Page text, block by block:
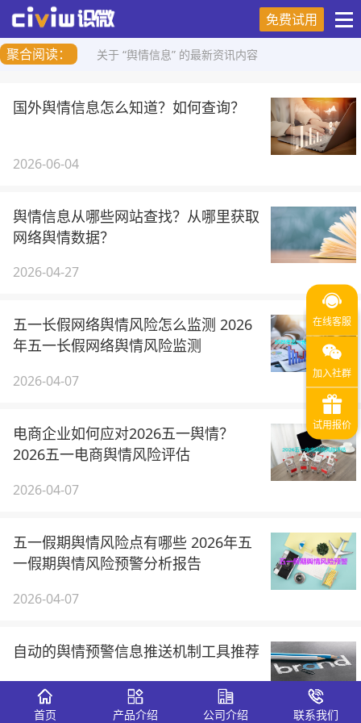
免费试用
聚合阅读：
关于 “舆情信息” 的最新资讯内容
国外舆情信息怎么知道？如何查询？
2026-06-04
舆情信息从哪些网站查找？从哪里获取
网络舆情数据？
2026-04-27
五一长假网络舆情风险怎么监测 2026
年五一长假网络舆情风险监测
2026-04-07
电商企业如何应对2026五一舆情？
2026五一电商舆情风险评估
2026-04-07
五一假期舆情风险点有哪些 2026年五
一假期舆情风险预警分析报告
2026-04-07
自动的舆情预警信息推送机制工具推荐
2025-12-18
首页 产品介绍 公司介绍 联系我们